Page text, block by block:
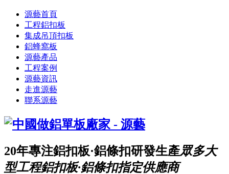
源藝首頁
工程鋁扣板
集成吊頂扣板
鋁蜂窩板
源藝產品
工程案例
源藝資訊
走進源藝
聯系源藝
20年專注鋁扣板·鋁條扣研發生產眾多大
型工程鋁扣板·鋁條扣指定供應商